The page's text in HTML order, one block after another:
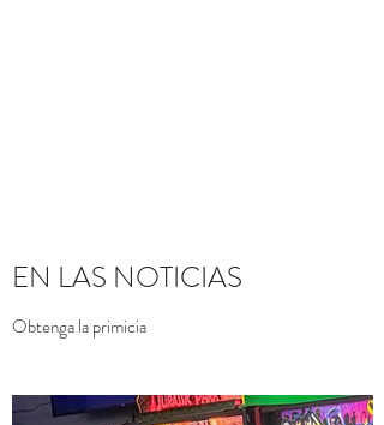
EN LAS NOTICIAS
Obtenga la primicia